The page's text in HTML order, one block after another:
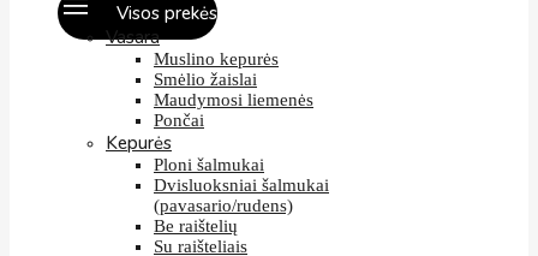
Visos prekės
Vasara
Muslino kepurės
Smėlio žaislai
Maudymosi liemenės
Pončai
Kepurės
Ploni šalmukai
Dvisluoksniai šalmukai
(pavasario/rudens)
Be raištelių
Su raišteliais